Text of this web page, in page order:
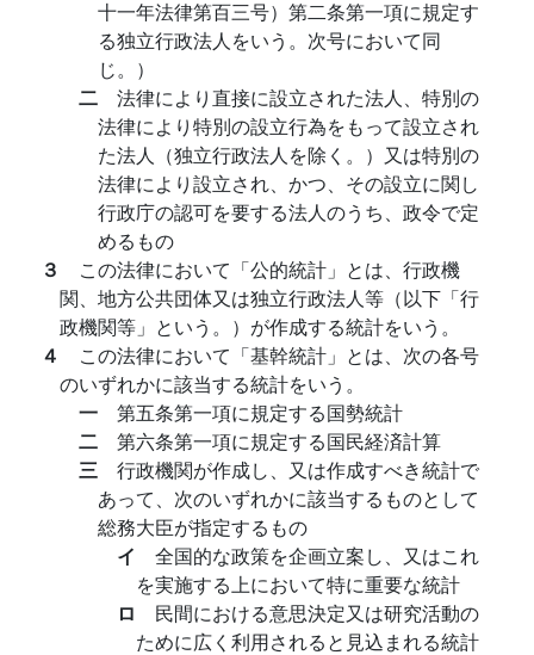
十一年法律第百三号）第二条第一項に規定す
る独立行政法人をいう。次号において同
じ。）
二 法律により直接に設立された法人、特別の
法律により特別の設立行為をもって設立され
た法人（独立行政法人を除く。）又は特別の
法律により設立され、かつ、その設立に関し
行政庁の認可を要する法人のうち、政令で定
めるもの
３ この法律において「公的統計」とは、行政機
関、地方公共団体又は独立行政法人等（以下「行
政機関等」という。）が作成する統計をいう。
４ この法律において「基幹統計」とは、次の各号
のいずれかに該当する統計をいう。
一 第五条第一項に規定する国勢統計
二 第六条第一項に規定する国民経済計算
三 行政機関が作成し、又は作成すべき統計で
あって、次のいずれかに該当するものとして
総務大臣が指定するもの
イ 全国的な政策を企画立案し、又はこれ
を実施する上において特に重要な統計
ロ 民間における意思決定又は研究活動の
ために広く利用されると見込まれる統計